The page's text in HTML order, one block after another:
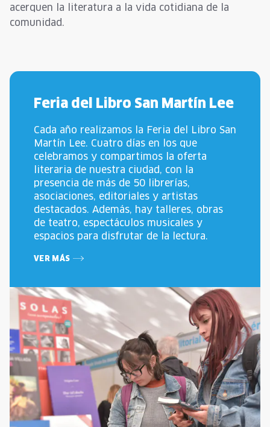
acerquen la literatura a la vida cotidiana de la
comunidad.
Feria del Libro San Martín Lee
Cada año realizamos la Feria del Libro San
Martín Lee. Cuatro días en los que
celebramos y compartimos la oferta
literaria de nuestra ciudad, con la
presencia de más de 50 librerías,
asociaciones, editoriales y artistas
destacados. Además, hay talleres, obras
de teatro, espectáculos musicales y
espacios para disfrutar de la lectura.
VER MÁS